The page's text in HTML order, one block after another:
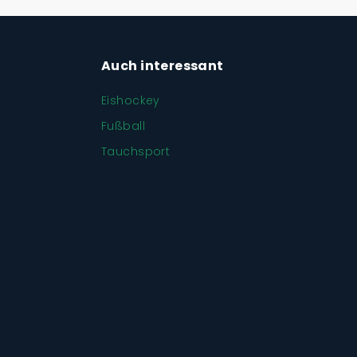
Auch interessant
Eishockey
Fußball
Tauchsport